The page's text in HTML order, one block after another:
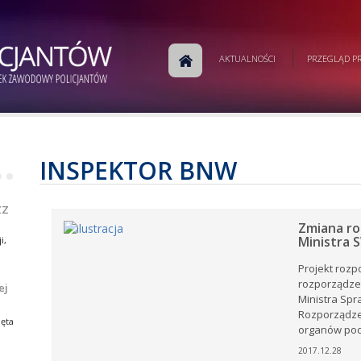
AKTUALNOŚCI PRZEGLĄD
INSPEKTOR BNW
Zmiana
Ministra
Projekt
Ministra
organów
2017.12.28